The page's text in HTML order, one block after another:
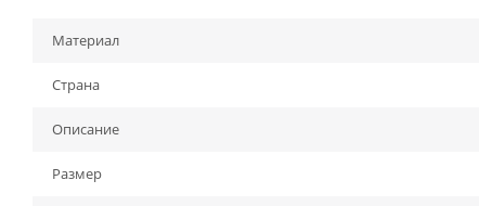
Материал
Страна
Описание
Размер